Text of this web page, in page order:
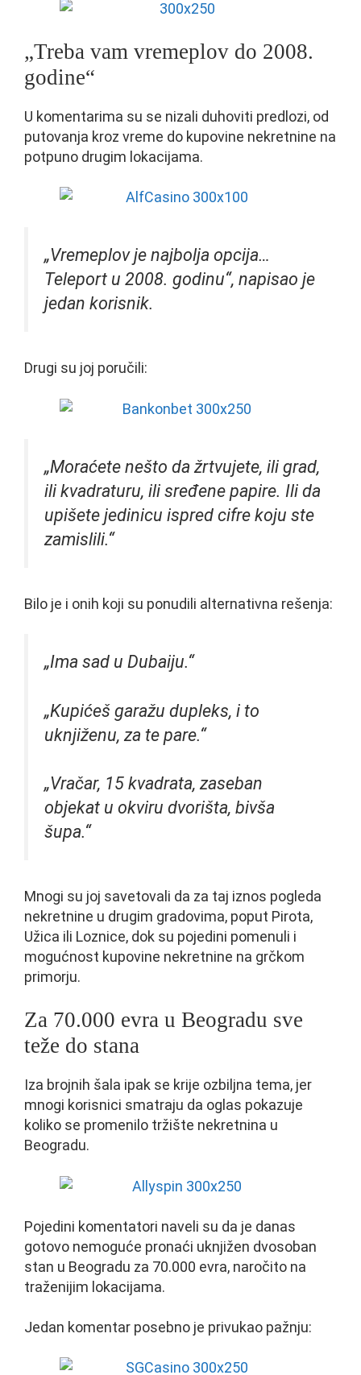
„Treba vam vremeplov do 2008.
godine“
U komentarima su se nizali duhoviti predlozi, od
putovanja kroz vreme do kupovine nekretnine na
potpuno drugim lokacijama.
„Vremeplov je najbolja opcija…
Teleport u 2008. godinu“, napisao je
jedan korisnik.
Drugi su joj poručili:
„Moraćete nešto da žrtvujete, ili grad,
ili kvadraturu, ili sređene papire. Ili da
upišete jedinicu ispred cifre koju ste
zamislili.“
Bilo je i onih koji su ponudili alternativna rešenja:
„Ima sad u Dubaiju.“
„Kupićeš garažu dupleks, i to
uknjiženu, za te pare.“
„Vračar, 15 kvadrata, zaseban
objekat u okviru dvorišta, bivša
šupa.“
Mnogi su joj savetovali da za taj iznos pogleda
nekretnine u drugim gradovima, poput Pirota,
Užica ili Loznice, dok su pojedini pomenuli i
mogućnost kupovine nekretnine na grčkom
primorju.
Za 70.000 evra u Beogradu sve
teže do stana
Iza brojnih šala ipak se krije ozbiljna tema, jer
mnogi korisnici smatraju da oglas pokazuje
koliko se promenilo tržište nekretnina u
Beogradu.
Pojedini komentatori naveli su da je danas
gotovo nemoguće pronaći uknjižen dvosoban
stan u Beogradu za 70.000 evra, naročito na
traženijim lokacijama.
Jedan komentar posebno je privukao pažnju: